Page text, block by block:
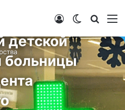
Switch skin
Войти
детской
больницы